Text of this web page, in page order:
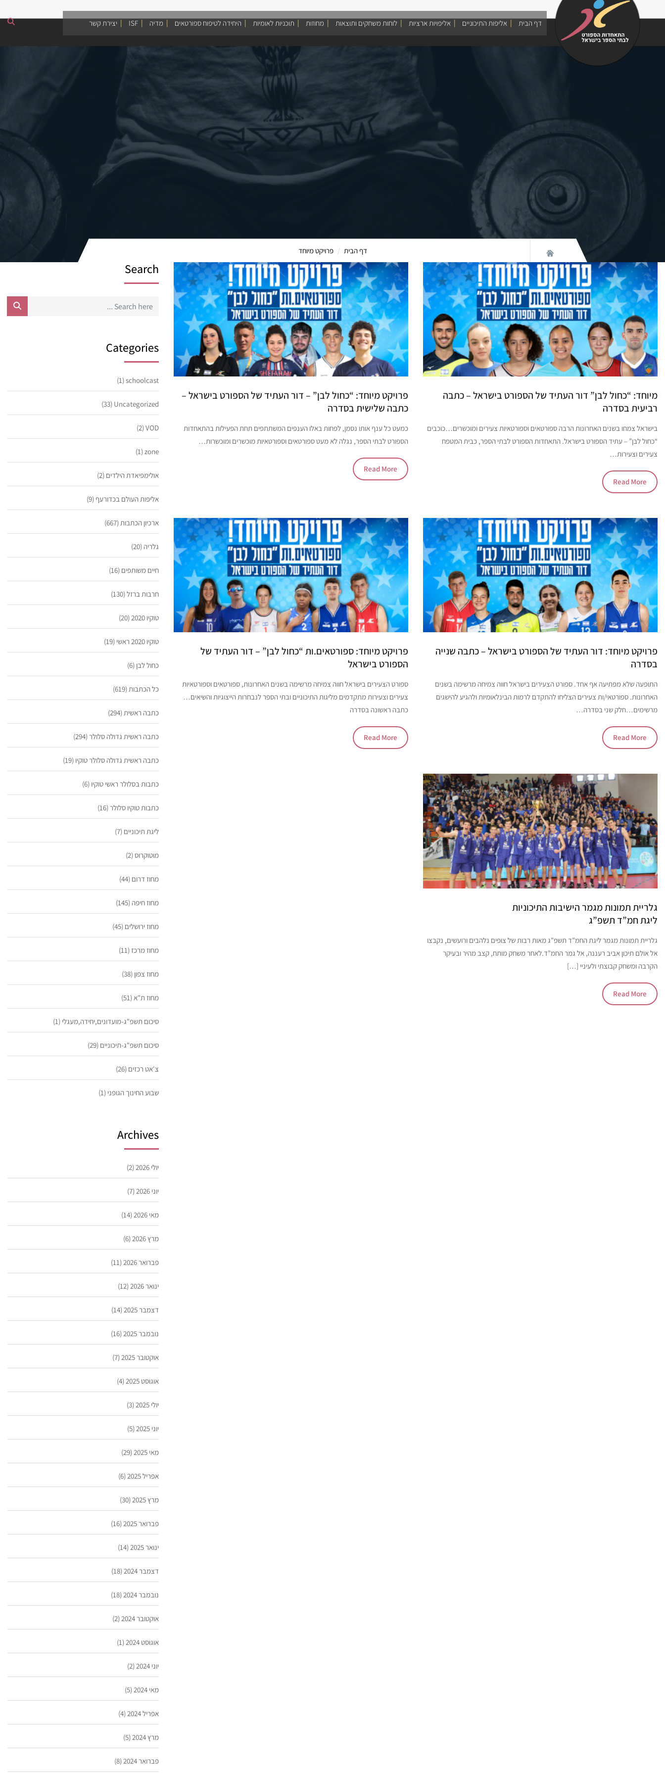
to
דף הבית אליפות התיכוניים אליפויות ארציות לוחות משחקים ותוצאות מחוזות תוכניות לאומיות היחידה לטיפוח ספורטאים מדיה ISF יצירת קשר
דף הבית פרויקט מיוחד
מיוחד: “כחול לבן” דור העתיד של הספורט בישראל – כתבה
רביעית בסדרה
בישראל צמחו בשנים האחרונות הרבה ספורטאים וספורטאיות צעירים ומוכשרים…כוכבים
“כחול לבן” – עתיד הספורט בישראל. התאחדות הספורט לבתי הספר, כבית המטפח
צעירים וצעירות…
Read More
פרויקט מיוחד: “כחול לבן” – דור העתיד של הספורט בישראל –
כתבה שלישית בסדרה
כמעט כל ענף אותו נסמן, לפחות באלו הענפים המשתתפים תחת הפעילות בהתאחדות
הספורט לבתי הספר, נגלה לא מעט ספורטאים וספורטאיות מוכשרים ומוכשרות…
Read More
פרויקט מיוחד: דור העתיד של הספורט בישראל – כתבה שנייה
בסדרה
התופעה שלא מפתיעה אף אחד. ספורט הצעירים בישראל חווה צמיחה מרשימה בשנים
האחרונות. ספורטאי/ות צעירים הצליחו להתקדם לרמות הבינלאומיות ולהגיע להישגים
מרשימים…חלק שני בסדרה…
Read More
פרויקט מיוחד: ספורטאים.ות “כחול לבן” – דור העתיד של
הספורט בישראל
ספורט הצעירים בישראל חווה צמיחה מרשימה בשנים האחרונות, ספורטאים וספורטאיות
צעירים וצעירות מתקדמים מליגות התיכוניים ובתי הספר לנבחרות הייצוגיות והשיאים…
כתבה ראשונה בסדרה
Read More
גלריית תמונות מגמר הישיבות התיכוניות
ליגת חמ”ד תשפ”ג
גלריית תמונות מגמר ליגת החמ”ד תשפ”ג מאות רבות של צופים נלהבים ורועשים, נקבצו
אל אולם תיכון אביב רעננה, אל גמר החמ”ד.לאחר משחק מותח, קצב מהיר ובעיקר
הקרבה ומשחק קבוצתי ולעיניי […]
Read More
Search
Categories
schoolcast
(1)
Uncategorized
(33)
VOD
(2)
zone
(1)
אולימפיאדת הילדים (2)
אליפות העולם בכדורעף (9)
ארכיון הכתבות(667)
גלריה (20)
חיים משותפים (16)
חרבות ברזל(130)
טוקיו 2020 (20)
טוקיו 2020 ראשי (19)
כחול לבן (6)
כל הכתבות(619)
כתבה ראשית(294)
כתבה ראשית גדולה סלולר(294)
כתבה ראשית גדולה סלולר טוקיו (19)
כתבות בסלולר ראשי טוקיו (6)
כתבות טוקיו סלולר(16)
ליגת תיכוניים (7)
מוטוקרוס(2)
מחוז דרום (44)
מחוז חיפה (145)
מחוז ירושלים (45)
מחוז מרכז (11)
מחוז צפון (38)
מחוז ת"א(51)
סיכום תשפ"ג-מועדונים,יחידה,מעגלי (1)
סיכום תשפ"ג-תיכוניים (29)
צ'אט רכזים (26)
שבוע החינוך הגופני (1)
Archives
יולי 2026 (2)
יוני 2026 (7)
מאי 2026 (14)
מרץ 2026 (6)
פברואר 2026 (11)
ינואר 2026 (12)
דצמבר 2025 (14)
נובמבר 2025 (16)
אוקטובר 2025 (7)
אוגוסט 2025 (4)
יולי 2025 (3)
יוני 2025 (5)
מאי 2025 (29)
אפריל 2025 (6)
מרץ 2025 (30)
פברואר 2025 (16)
ינואר 2025 (14)
דצמבר 2024 (18)
נובמבר 2024 (18)
אוקטובר 2024 (2)
אוגוסט 2024 (1)
יוני 2024 (2)
מאי 2024 (5)
אפריל 2024 (4)
מרץ 2024 (5)
פברואר 2024 (8)